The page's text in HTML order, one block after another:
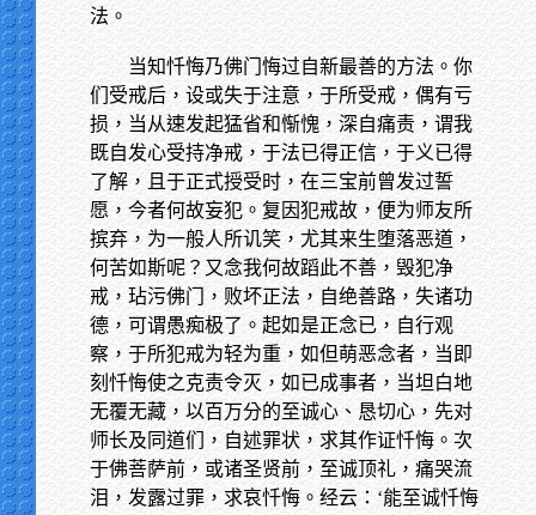
法。
当知忏悔乃佛门悔过自新最善的方法。你
们受戒后，设或失于注意，于所受戒，偶有亏
损，当从速发起猛省和惭愧，深自痛责，谓我
既自发心受持净戒，于法已得正信，于义已得
了解，且于正式授受时，在三宝前曾发过誓
愿，今者何故妄犯。复因犯戒故，便为师友所
摈弃，为一般人所讥笑，尤其来生堕落恶道，
何苦如斯呢？又念我何故蹈此不善，毁犯净
戒，玷污佛门，败坏正法，自绝善路，失诸功
德，可谓愚痴极了。起如是正念已，自行观
察，于所犯戒为轻为重，如但萌恶念者，当即
刻忏悔使之克责令灭，如已成事者，当坦白地
无覆无藏，以百万分的至诚心、恳切心，先对
师长及同道们，自述罪状，求其作证忏悔。次
于佛菩萨前，或诸圣贤前，至诚顶礼，痛哭流
泪，发露过罪，求哀忏悔。经云：‘能至诚忏悔